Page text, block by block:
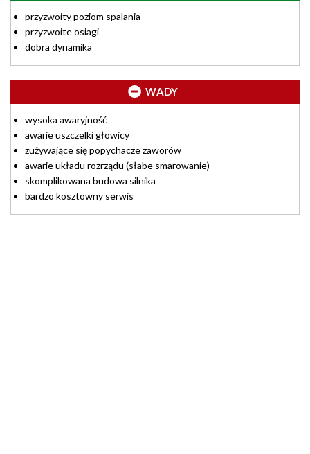
przyzwoity poziom spalania
przyzwoite osiagi
dobra dynamika
WADY
wysoka awaryjność
awarie uszczelki głowicy
zużywające się popychacze zaworów
awarie układu rozrządu (słabe smarowanie)
skomplikowana budowa silnika
bardzo kosztowny serwis